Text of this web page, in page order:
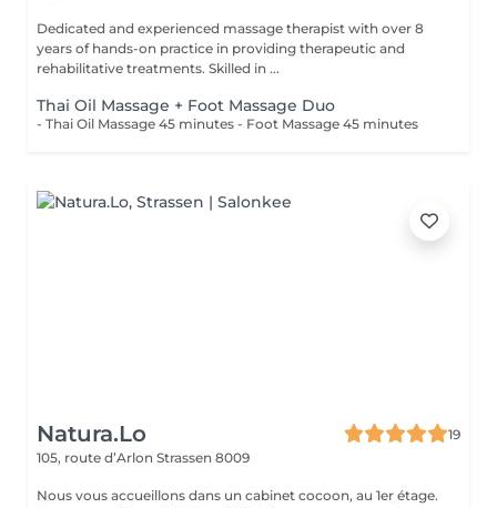
Dedicated and experienced massage therapist with over 8
years of hands-on practice in providing therapeutic and
rehabilitative treatments. Skilled in ...
Thai Oil Massage + Foot Massage Duo
- Thai Oil Massage 45 minutes - Foot Massage 45 minutes
Natura.Lo
19
105, route d’Arlon Strassen 8009
Nous vous accueillons dans un cabinet cocoon, au 1er étage.